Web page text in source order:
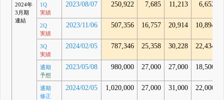
2024年
3月期
連結
1Q
実績
2023/08/07 250,922 7,685 11,213 6,652
2Q
実績
2023/11/06 507,356 16,757 20,914 10,894
3Q
実績
2024/02/05 787,346 25,358 30,228 22,434
通期
予想
2023/05/08 980,000 27,000 27,000 18,500
通期
修正
2024/02/05 1,020,000 27,000 31,000 22,000